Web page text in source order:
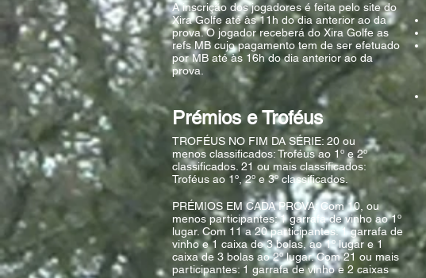
A inscrição dos jogadores é feita pelo site do
Xira Golfe até às 11h do dia anterior ao da
prova. O jogador receberá do Xira Golfe as
refs MB cujo pagamento tem de ser efetuado
por MB até às 16h do dia anterior ao da
prova.
Prémios e Troféus
TROFÉUS NO FIM DA SÉRIE: ​20 ou
menos classificados: Troféus ao 1º e 2º
classificados. 21 ou mais classificados:
Troféus ao 1º, 2º e 3º classificados.
PRÉMIOS EM CADA PROVA: Com 10, ou
menos participantes: 1 garrafa de vinho ao 1º
lugar. Com 11 a 20 participantes: 1 garrafa de
vinho e 1 caixa de 3 bolas, ao 1º lugar e 1
caixa de 3 bolas ao 2º lugar. Com 21 ou mais
participantes: 1 garrafa de vinho e 2 caixas